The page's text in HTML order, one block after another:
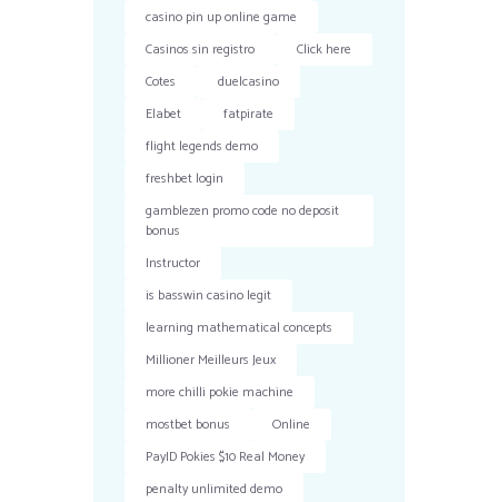
casino pin up online game
Casinos sin registro
Click here
Cotes
duelcasino
Elabet
fatpirate
flight legends demo
freshbet login
gamblezen promo code no deposit
bonus
Instructor
is basswin casino legit
learning mathematical concepts
Millioner Meilleurs Jeux
more chilli pokie machine
mostbet bonus
Online
PayID Pokies $10 Real Money
penalty unlimited demo